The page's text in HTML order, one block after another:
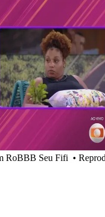
RoBBB Seu Fifi •